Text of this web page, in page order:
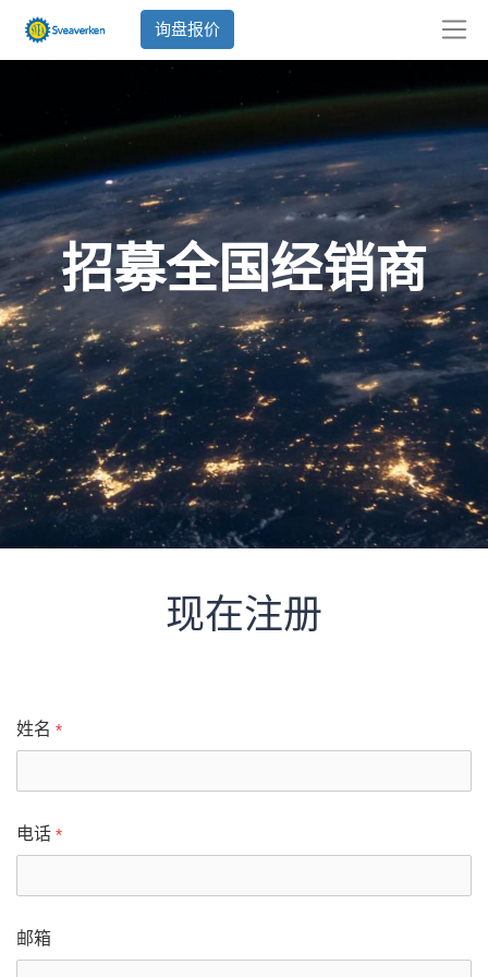
询盘报价
招募全国经销商
现在注册
姓名 *
电话 *
邮箱